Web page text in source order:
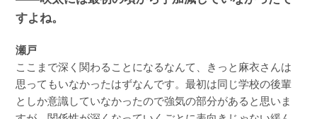
すよね。
瀬戸
ここまで深く関わることになるなんて、きっと麻衣さんは
思ってもいなかったはずなんです。最初は同じ学校の後輩
としか意識していなかったので強気の部分があると思いま